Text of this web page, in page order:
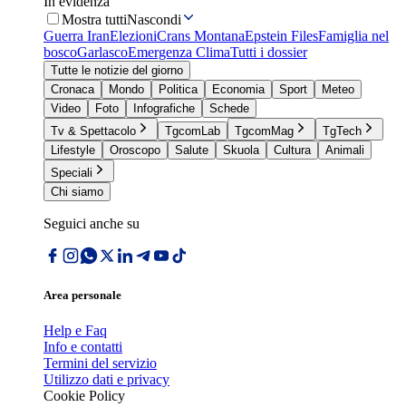
Mostra tuttiNascondi
Guerra IranElezioniCrans MontanaEpstein FilesFamiglia nel
boscoGarlascoEmergenza ClimaTutti i dossier
Tutte le notizie del giorno
Cronaca
Mondo Politica Economia Sport
Meteo
Video
Foto Infografiche
Schede
Tv & Spettacolo
TgcomLab TgcomMag
TgTech
Lifestyle
Oroscopo Salute Skuola Cultura
Animali
Speciali
Chi siamo
Seguici anche su
Area personale
Help e Faq
Info e contatti
Termini del servizio
Utilizzo dati e privacy
Cookie Policy